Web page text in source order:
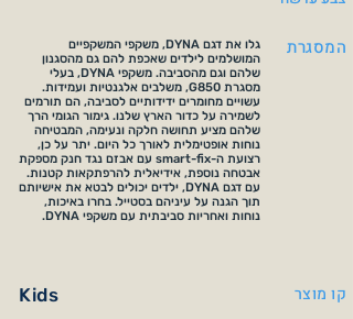
גלו את דגם DYNA, משקפי המשקפיים
המושלמים לילדים שאכפת להם גם מהסגנון
שלהם וגם מהסביבה. משקפי DYNA, בעלי
מסגרת G850, משלבים אלגנטיות ועמידות.
עשויים מחומרים ידידותיים לסביבה, הם תורמים
לשמירה על כדור הארץ שלנו. גימור הגומי הרך
שלהם מציע תחושה חלקה ונעימה, המבטיחה
נוחות אופטימלית לאורך כל היום. יתר על כן,
רצועת ה-smart-fix עם אבזם נגד חנק מספקת
אבטחה נוספת, אידיאלית להרפתקאות קטנות.
עם דגם DYNA, ילדים יכולים לבטא את אישיותם
תוך הגנה על עיניהם בסטייל. בחרו באיכות,
נוחות ואחריות סביבתית עם משקפי DYNA.
המסגרת
Kids קו מוצר